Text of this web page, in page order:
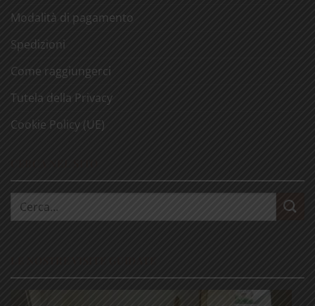
Modalità di pagamento
Spedizioni
Come raggiungerci
Tutela della Privacy
Cookie Policy (UE)
Cerca: